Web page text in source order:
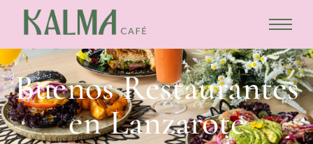
Buenos Restaurantes
en Lanzarote